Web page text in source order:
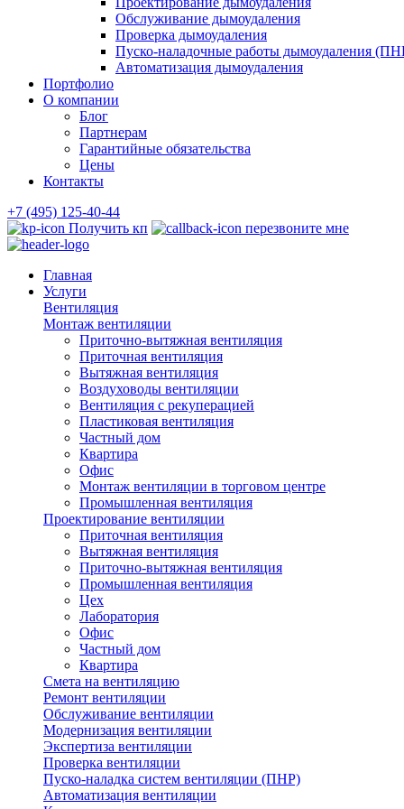
Обслуживание дымоудаления
Проверка дымоудаления
Пуско-наладочные работы дымоудаления
Автоматизация дымоудаления
Портфолио
О компании
Блог
Партнерам
Гарантийные обязательства
Цены
Контакты
+7 (495) 125-40-44
Получить кп
перезвоните мне
Главная
Услуги
Вентиляция
Монтаж вентиляции
Приточно-вытяжная вентиляция
Приточная вентиляция
Вытяжная вентиляция
Воздуховоды вентиляции
Вентиляция с рекуперацией
Пластиковая вентиляция
Частный дом
Квартира
Офис
Монтаж вентиляции в торговом центре
Промышленная вентиляция
Проектирование вентиляции
Приточная вентиляция
Вытяжная вентиляция
Приточно-вытяжная вентиляция
Промышленная вентиляция
Цех
Лаборатория
Офис
Частный дом
Квартира
Смета на вентиляцию
Ремонт вентиляции
Обслуживание вентиляции
Модернизация вентиляции
Экспертиза вентиляции
Проверка вентиляции
Пуско-наладка систем вентиляции (ПНР)
Автоматизация вентиляции